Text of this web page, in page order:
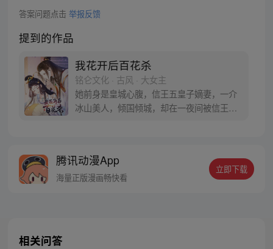
答案问题点击 举报反馈
提到的作品
我花开后百花杀
铭仑文化 · 古风 · 大女主
她前身是皇城心腹，信王五皇子嫡妻，一介
冰山美人，倾国倾城，却在一夜间被信王屠
人一事能令她动容。
腾讯动漫App
海量正版漫画畅快看
立即下载
相关问答